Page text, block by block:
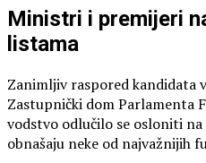
Ministri i premijeri
listama
Zanimljiv raspored kandidata
Zastupnički dom Parlamenta
vodstvo odlučilo se osloniti
obnašaju neke od najvažnijih